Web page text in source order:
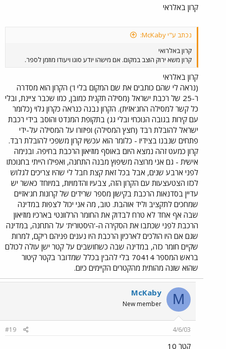
קרון באלראי
נכתב ע"י McKaby:
קרון באלרואי
קרון משא ירוק הוצב במקום. אם מישהו יודע סוגו ויעודו מוזמן לספר.
קרון באלראי
(נראה לי שהם כותבים את שם המקום בלי ו') הקרון הוא מסדרה
ר-25 של רכבת ישראל (מסילה תקנית כמובן, כמו שכבר ציינת, ובלי
כל קשר למסילה החג'אזית). הקרון נבנה כנראה כקרון גלוי (כלומר
עם קירות בגובה הנוכחי ובלי גג) בתקופת המנדט והוסב בידי רכבת
ישראל להובלת רבד (חצץ המסילה) ופיזורו על המסילה על-ידי
פתחים שנבנו בצידיו - כלומר הוא עכשיו קרון משפכי להובלת רבד.
קרון כמעט זהה נמצא היום באוסף מוזיאון הרכבת בחיפה. ובנימה
אישית - גם אני מרוצה משיפוץ מבנה התחנה, ואפילו הייתי בחנוכתו
לפני ארבע שנים, אבל בכל זאת קצת חבל לי שהיו צריכים לגלוש
לכזו הצטעצעות עם הקרון הזה, צבעיו והדמויות, במיוחד כאשר יש
עדיין בסדנאות הרכבת בקישון מספר שרידים של קרונות חג'אזיים
שמחכים לתקציב וליד אוהבת. טוב, מה אני יכול לצפות במדינה
שבה אף אחד לא טרח לבדוק את החומר הרלוונטי בארכיו מוזיאון
הרכבת לפני שכתבו את הסקירה ה-'היסטורית' על התחנה, במדינה
שגם אם היו הולכים לארכיון הרכבת היו נענים פניהם ריקם, למרות
שקיים חומר כזה, במדינה שבה כשחושבים על קטר ישן עולה לכולם
בראש המספר 70414 בלי להבין בכלל שמדובר בקטר קיטור
שהוא שונה מהותית מהקטרים הקיימים כיום.
M
McKaby
New member
4/6/03
#19
קטר 10